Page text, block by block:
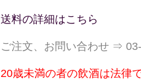
送料の詳細はこちら
ご注文、お問い合わせ ⇒
20歳未満の者の飲酒は法律